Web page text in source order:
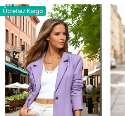
Ücretsiz Kargo